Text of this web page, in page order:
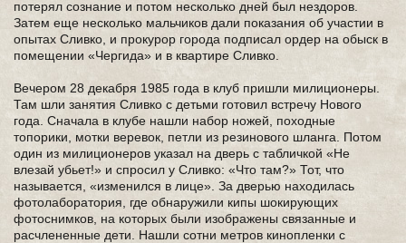
потерял сознание и потом несколько дней был нездоров.
Затем еще несколько мальчиков дали показания об участии в
опытах Сливко, и прокурор города подписал ордер на обыск в
помещении «Чергида» и в квартире Сливко.
Вечером 28 декабря 1985 года в клуб пришли милиционеры.
Там шли занятия Сливко с детьми готовил встречу Нового
года. Сначала в клубе нашли набор ножей, походные
топорики, мотки веревок, петли из резинового шланга. Потом
один из милиционеров указал на дверь с табличкой «Не
влезай убьет!» и спросил у Сливко: «Что там?» Тот, что
называется, «изменился в лице». За дверью находилась
фотолаборатория, где обнаружили кипы шокирующих
фотоснимков, на которых были изображены связанные и
расчлененные дети. Нашли сотни метров кинопленки с